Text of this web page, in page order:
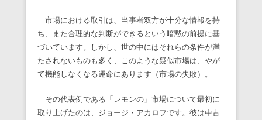
市場における取引は、当事者双方が十分な情報を持
ち、また合理的な判断ができるという暗黙の前提に基
づいています。しかし、世の中にはそれらの条件が満
たされないものも多く、このような疑似市場は、やが
て機能しなくなる運命にあります（市場の失敗）。
その代表例である「レモンの」市場について最初に
取り上げたのは、ジョージ・アカロフです。彼は中古